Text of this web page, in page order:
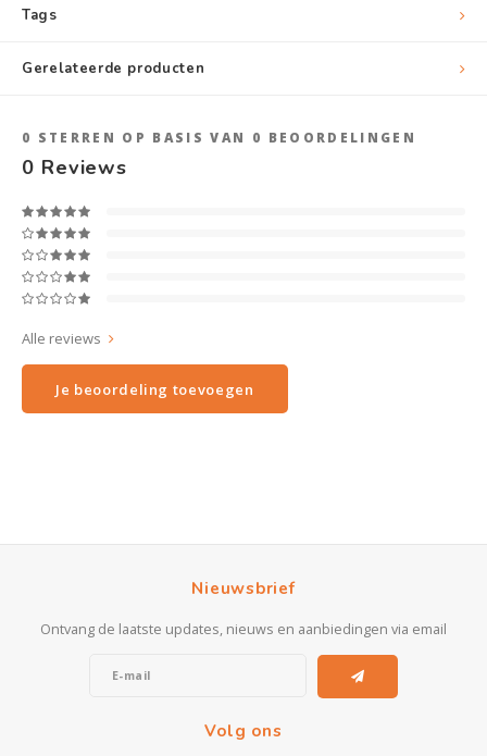
Tags
Gerelateerde producten
0 STERREN OP BASIS VAN 0 BEOORDELINGEN
0 Reviews
Alle reviews
Je beoordeling toevoegen
Nieuwsbrief
Ontvang de laatste updates, nieuws en aanbiedingen via email
Volg ons